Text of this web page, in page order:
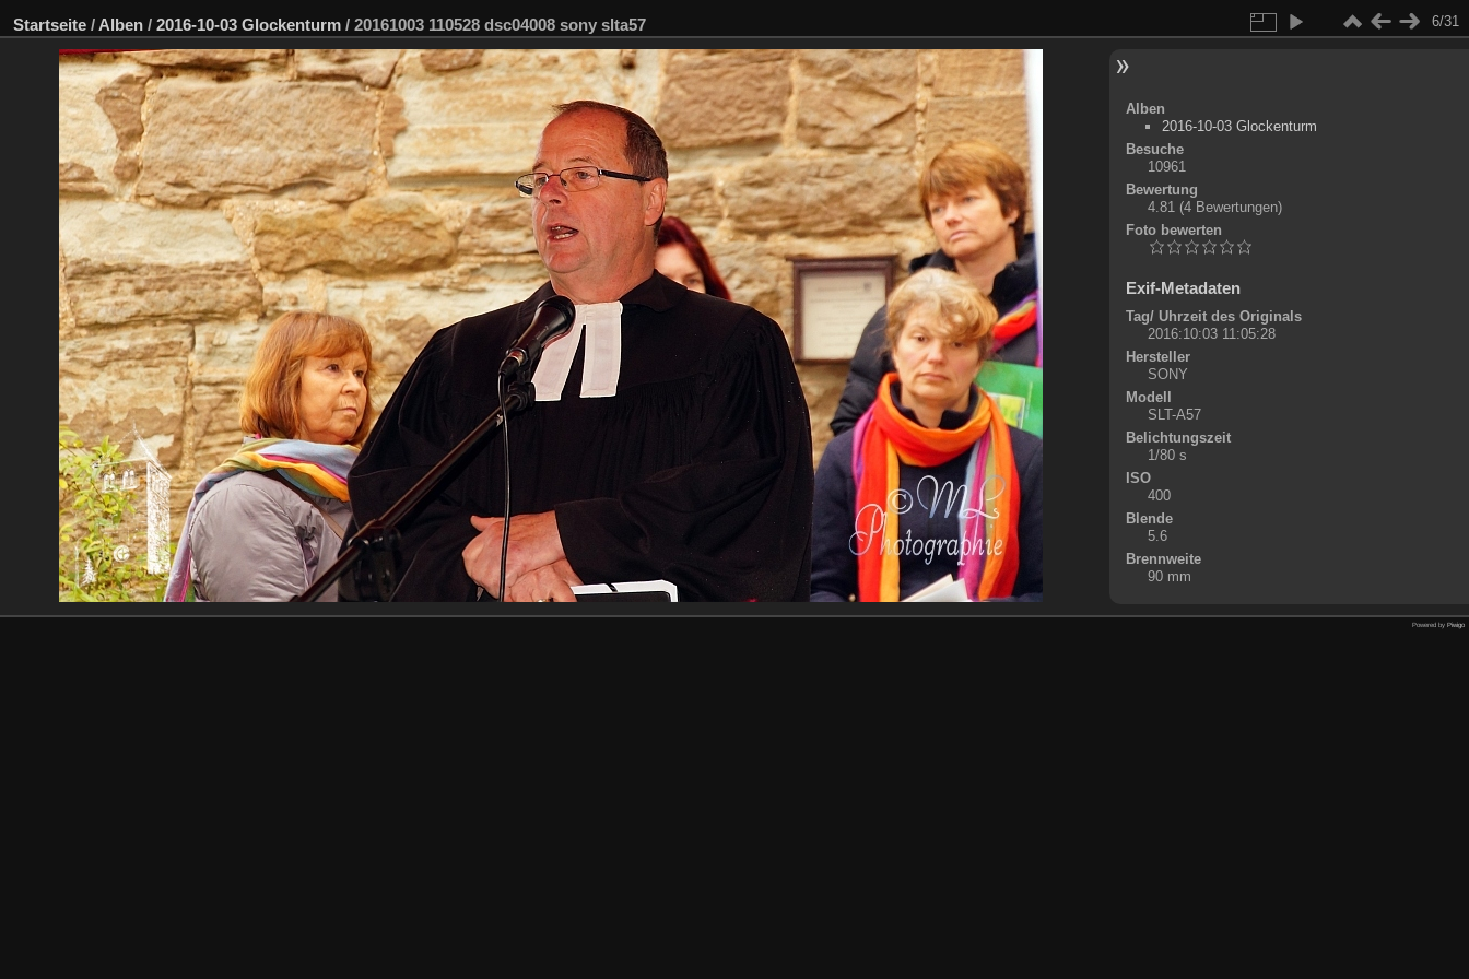
Startseite / Alben / 2016-10-03 Glockenturm / 20161003 110528 dsc04008 sony slta57 6/31
Alben
2016-10-03 Glockenturm
Besuche
10961
Bewertung
4.81 (4 Bewertungen)
Foto bewerten
Exif-Metadaten
Tag/ Uhrzeit des Originals
2016:10:03 11:05:28
Hersteller
SONY
Modell
SLT-A57
Belichtungszeit
1/80 s
ISO
400
Blende
5.6
Brennweite
90 mm
Powered by Piwigo